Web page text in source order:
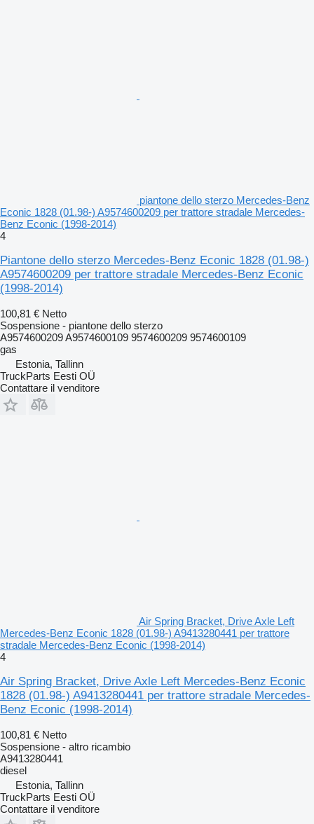
piantone dello sterzo Mercedes-Benz
Econic 1828 (01.98-) A9574600209 per trattore stradale Mercedes-
Benz Econic (1998-2014)
4
Piantone dello sterzo Mercedes-Benz Econic 1828 (01.98-)
A9574600209 per trattore stradale Mercedes-Benz Econic
(1998-2014)
100,81 € Netto
Sospensione - piantone dello sterzo
A9574600209 A9574600109 9574600209 9574600109
gas
Estonia, Tallinn
TruckParts Eesti OÜ
Contattare il venditore
Air Spring Bracket, Drive Axle Left
Mercedes-Benz Econic 1828 (01.98-) A9413280441 per trattore
stradale Mercedes-Benz Econic (1998-2014)
4
Air Spring Bracket, Drive Axle Left Mercedes-Benz Econic
1828 (01.98-) A9413280441 per trattore stradale Mercedes-
Benz Econic (1998-2014)
100,81 € Netto
Sospensione - altro ricambio
A9413280441
diesel
Estonia, Tallinn
TruckParts Eesti OÜ
Contattare il venditore